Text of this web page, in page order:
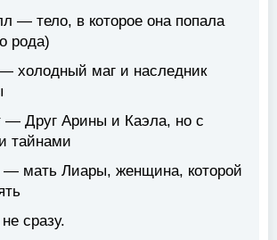
— тело, в которое она попала
рода)
холодный маг и наследник
— Друг Арины и Каэла, но с
тайнами
мать Лиары, женщина, которой
сразу.